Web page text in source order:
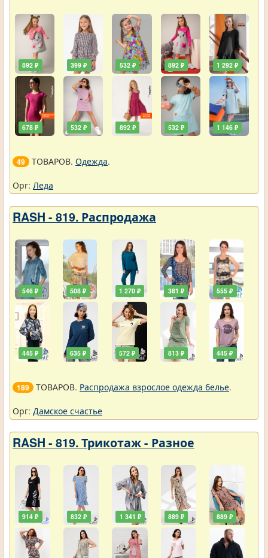
892 ₽
678 ₽
399 ₽
532 ₽
532 ₽
892 ₽
892 ₽
532 ₽
1 292 ₽
1 146 ₽
49 ТОВАРОВ. Одежда.
Орг: Леда
RASH - 819. Распродажа
546 ₽
445 ₽
508 ₽
635 ₽
1 270 ₽
572 ₽
381 ₽
813 ₽
555 ₽
445 ₽
189 ТОВАРОВ. Распродажа взрослое одежда белье.
Орг: Дамское счастье
RASH - 819. Трикотаж - Разное
914 ₽ 832 ₽ 1 341 ₽ 889 ₽ 889 ₽